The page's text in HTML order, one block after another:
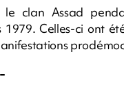
clan Assad
1979. Celles-ci ont